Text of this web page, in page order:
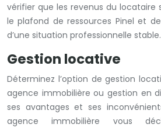
vérifier que les revenus du
le plafond de ressources Pinel et de
d’une situation professionnelle stable.
Gestion locative
Déterminez l’option de gestion
agence immobilière ou gestion en
ses avantages et ses
agence immobilière vous